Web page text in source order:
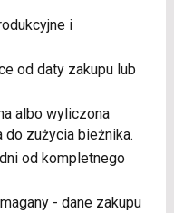
i
od daty zakupu lub
albo wyliczona
do zużycia bieżnika.
od kompletnego
- dane zakupu